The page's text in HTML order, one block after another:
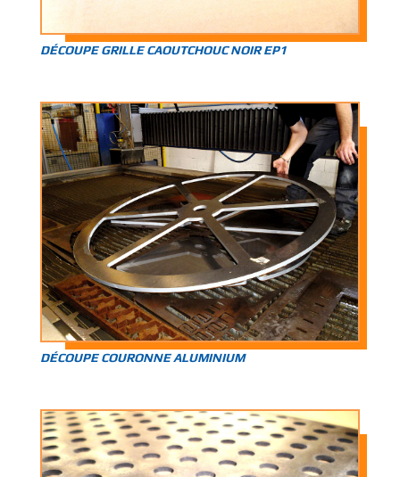
DÉCOUPE GRILLE CAOUTCHOUC NOIR EP1
DÉCOUPE COURONNE ALUMINIUM